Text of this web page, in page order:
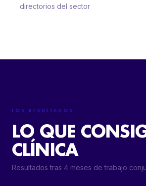
directorios del sector
LOS RESULTADOS
LO QUE
CLÍNICA
Resultados tras 4 meses de trabajo